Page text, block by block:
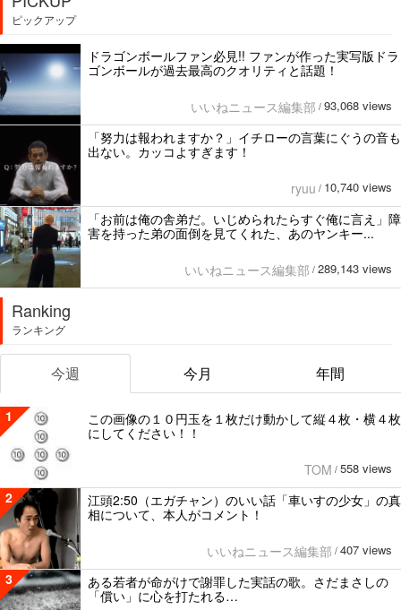
ピックアップ
ドラゴンボールファン必見!! ファンが作った実写版ドラ
ゴンボールが過去最高のクオリティと話題！
いいねニュース編集部 / 93,068 views
「努力は報われますか？」イチローの言葉にぐうの音も
出ない。カッコよすぎます！
ryuu / 10,740 views
「お前は俺の舎弟だ。いじめられたらすぐ俺に言え」障
害を持った弟の面倒を見てくれた、あのヤンキー...
いいねニュース編集部 / 289,143 views
Ranking
ランキング
今週 今月 年間
1
この画像の１０円玉を１枚だけ動かして縦４枚・横４枚
にしてください！！
TOM / 558 views
2
江頭2:50（エガチャン）のいい話「車いすの少女」の真
相について、本人がコメント！
いいねニュース編集部 / 407 views
3
ある若者が命がけで謝罪した実話の歌。さだまさしの
「償い」に心を打たれる…